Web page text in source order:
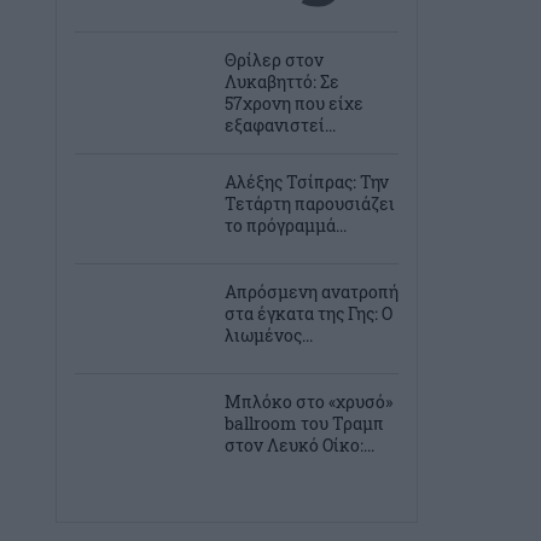
Θρίλερ στον
Λυκαβηττό: Σε
57χρονη που είχε
εξαφανιστεί...
Αλέξης Τσίπρας: Την
Τετάρτη παρουσιάζει
το πρόγραμμά...
Απρόσμενη ανατροπή
στα έγκατα της Γης: Ο
λιωμένος...
Μπλόκο στο «χρυσό»
ballroom του Τραμπ
στον Λευκό Οίκο:...